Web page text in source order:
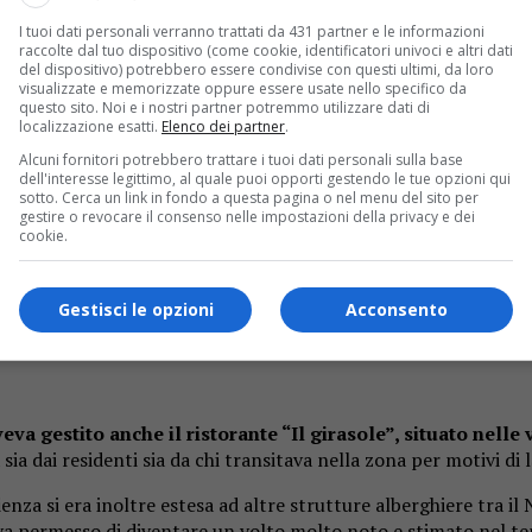
della ristorazione molto conosciuto tra Cavallirio,
Lorenzo, oltre ai fratelli e ai numerosi amici che negli
Cavallirio.
soprattutto alla storica pizzeria “Il Chiodo”
, attività
dove il titolare aveva saputo costruire un rapporto
gestito anche il ristorante “Il girasole”, situato
dai residenti sia da chi transitava nella zona per motivi di
si era inoltre estesa ad altre strutture alberghiere tra il
I tuoi dati personali verranno trattati da 431 partner e le informazioni
raccolte dal tuo dispositivo (come cookie, identificatori univoci e altri dati
del dispositivo) potrebbero essere condivise con questi ultimi, da loro
visualizzate e memorizzate oppure essere usate nello specifico da
questo sito. Noi e i nostri partner potremmo utilizzare dati di
localizzazione esatti. Elenco dei partner.
Alcuni fornitori potrebbero trattare i tuoi dati personali sulla base
dell'interesse legittimo, al quale puoi opporti gestendo le tue opzioni qui
sotto. Cerca un link in fondo a questa pagina o nel menu del sito per
gestire o revocare il consenso nelle impostazioni della privacy e dei
cookie.
Acconsento
Gestisci le opzioni